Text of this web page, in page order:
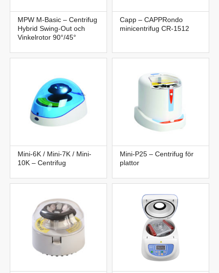
MPW M-Basic – Centrifug
Hybrid Swing-Out och
Vinkelrotor 90°/45°
Capp – CAPPRondo
minicentrifug CR-1512
Mini-6K / Mini-7K / Mini-
10K – Centrifug
Mini-P25 – Centrifug för
plattor